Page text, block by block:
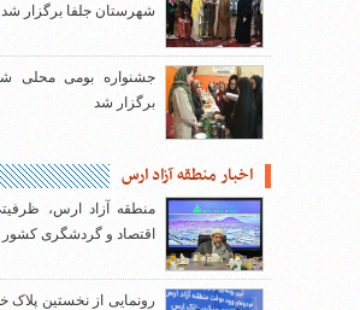
شهرستان جلفا برگزار شد
جشنواره بومی محلی
برگزار شد
اخبار منطقه آزاد ارس
منطقه آزاد ارس،
اقتصاد و گردشگری
رونمایی از نخستین پلاک